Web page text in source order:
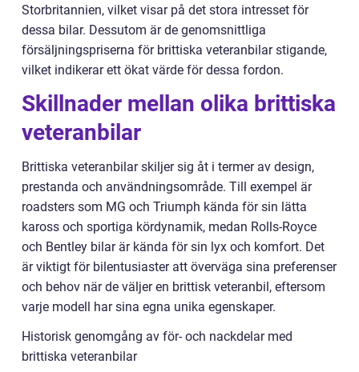
Storbritannien, vilket visar på det stora intresset för
dessa bilar. Dessutom är de genomsnittliga
försäljningspriserna för brittiska veteranbilar stigande,
vilket indikerar ett ökat värde för dessa fordon.
Skillnader mellan olika brittiska
veteranbilar
Brittiska veteranbilar skiljer sig åt i termer av design,
prestanda och användningsområde. Till exempel är
roadsters som MG och Triumph kända för sin lätta
kaross och sportiga kördynamik, medan Rolls-Royce
och Bentley bilar är kända för sin lyx och komfort. Det
är viktigt för bilentusiaster att överväga sina preferenser
och behov när de väljer en brittisk veteranbil, eftersom
varje modell har sina egna unika egenskaper.
Historisk genomgång av för- och nackdelar med
brittiska veteranbilar